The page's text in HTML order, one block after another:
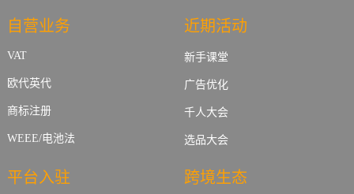
自营业务
VAT
欧代英代
商标注册
WEEE/电池法
近期活动
新手课堂
广告优化
千人大会
选品大会
平台入驻 跨境生态